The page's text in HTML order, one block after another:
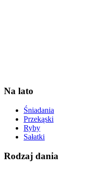
Na lato
Śniadania
Przekąski
Ryby
Sałatki
Rodzaj dania